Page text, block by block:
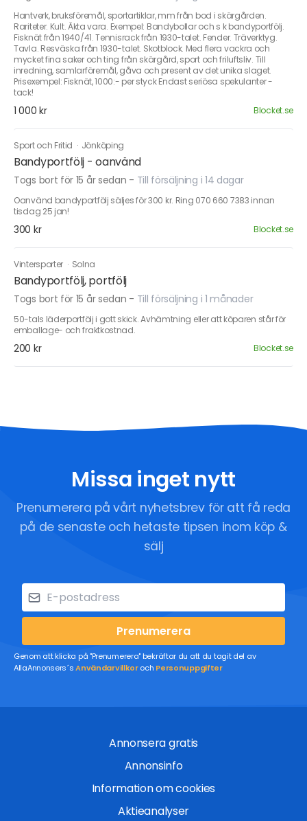
Hantverk, bruksföremål, sportartiklar, mm från bod i skärgården.
Rariteter. Kult. Äkta vara. Exempel: Bandybollar och s k bandyportfölj.
Fisknät från 1940/41. Tennisrack från 1930-talet. Fender. Träverktyg.
Tavla. Resväska från 1930-talet. Skotblock. Med flera vackra och
mycket fina saker och ting från skärgård, sport och friluftsliv. Till
inredning, samlarföremål, gåva och present av det unika slaget.
Prisexempel: Fisknät, 1000:- per styck Endast seriösa spekulanter -
tack!
1 000 kr Blocket.se
Sport och Fritid · Jönköping
Bandyportfölj - oanvänd
Togs bort för 15 år sedan - Till försäljning i 14 dagar
Oanvänd bandyportfölj säljes för 300 kr. Ring 070 660 7383 innan
tisdag 25 jan!
300 kr Blocket.se
Vintersporter · Solna
Bandyportfölj, portfölj
Togs bort för 15 år sedan - Till försäljning i 1 månader
50-tals läderportfölj i gott skick. Avhämtning eller att köparen står för
emballage- och fraktkostnad.
200 kr Blocket.se
Missa inget nytt
Prenumerera på vårt nyhetsbrev för att få reda
på de senaste och hetaste tipsen inom köp &
sälj
Prenumerera
Genom att klicka på "Prenumerera" bekräftar du att du tagit del av
AllaAnnonsers´sAnvändarvillkoroch Personuppgifter
Annonsera gratis
Annonsinfo
Information om cookies
Aktieanalyser